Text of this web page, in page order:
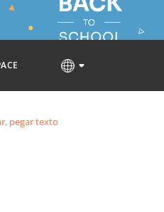
pegar texto